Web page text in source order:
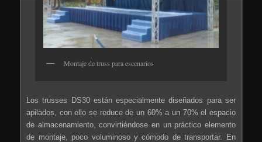
Montaje de truss para escenarios
Los trusses DS30 están especialmente diseñados para ser
apilados, con ello se reduce de un 60% a un 70% el espacio
de almacenamiento, convirtiéndose en un práctico elemento
de montaje, poco voluminoso y cómodo de transportar. En